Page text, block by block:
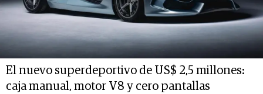
El nuevo superdeportivo de US$ 2,5 millones:
caja manual, motor V8 y cero pantallas